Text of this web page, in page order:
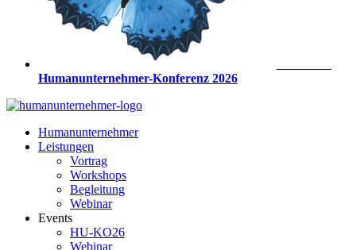
Humanunternehmer-Konferenz 2026
Humanunternehmer
Leistungen
Vortrag
Workshops
Begleitung
Webinar
Events
HU-KO26
Webinar